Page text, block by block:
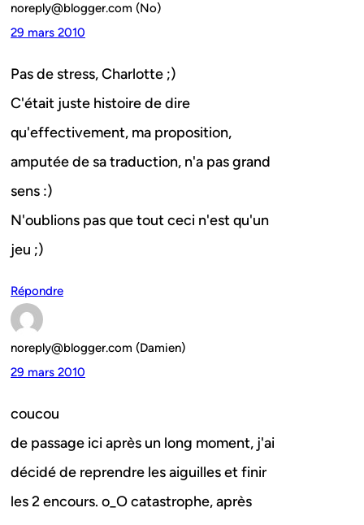
noreply@blogger.com (No)
29 mars 2010
Pas de stress, Charlotte ;)
C'était juste histoire de dire
qu'effectivement, ma proposition,
amputée de sa traduction, n'a pas grand
sens :)
N'oublions pas que tout ceci n'est qu'un
jeu ;)
Répondre
noreply@blogger.com (Damien)
29 mars 2010
coucou
de passage ici après un long moment, j'ai
décidé de reprendre les aiguilles et finir
les 2 encours. o_O catastrophe, après